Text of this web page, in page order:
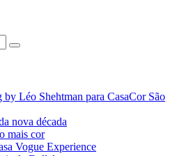
Léo Shehtman para CasaCor São
nova década
mais cor
Vogue Experience